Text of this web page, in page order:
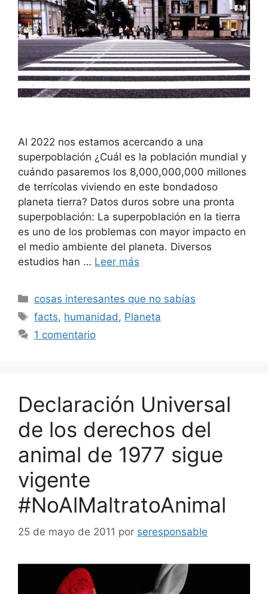
Al 2022 nos estamos acercando a una
superpoblación ¿Cuál es la población mundial y
cuándo pasaremos los 8,000,000,000 millones
de terrícolas viviendo en este bondadoso
planeta tierra? Datos duros sobre una pronta
superpoblación: La superpoblación en la tierra
es uno de los problemas con mayor impacto en
el medio ambiente del planeta. Diversos
estudios han … Leer más
Categorías
cosas interesantes que no sabías
Etiquetas
facts, humanidad, Planeta
1 comentario
Declaración Universal
de los derechos del
animal de 1977 sigue
vigente
#NoAlMaltratoAnimal
25 de mayo de 2011 por seresponsable